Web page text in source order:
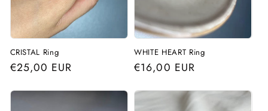
CRISTAL Ring
Regular
€25,00 EUR
WHITE HEART Ring
Regular
€16,00 EUR